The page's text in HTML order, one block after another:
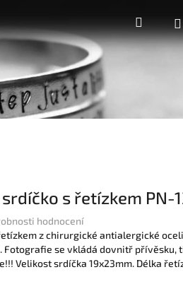
Hledat
s řetízkem PN-
hodnocení
z chirurgické antialergické
Fotografie se vkládá dovnitř přívěsku,
Velikost srdíčka 19x23mm. Délka